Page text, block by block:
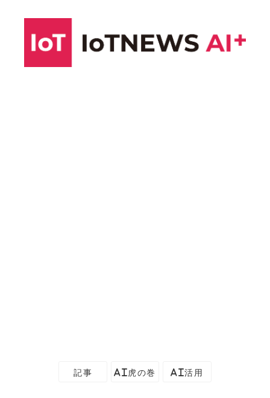
記事 AI虎の巻 AI活用